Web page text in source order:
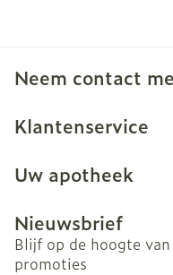
Neem contact
Klantenservice
Uw apotheek
Nieuwsbrief
Blijf op de hoogte
promoties